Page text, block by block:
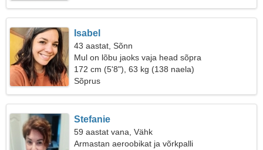
Isabel
43 aastat, Sõnn
Mul on lõbu jaoks vaja head sõpra
172 cm (5'8"), 63 kg (138 naela)
Sõprus
Stefanie
59 aastat vana, Vähk
Armastan aeroobikat ja võrkpalli